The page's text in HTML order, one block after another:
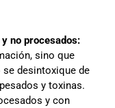
no procesados:
sino que
desintoxique de
y toxinas.
y con